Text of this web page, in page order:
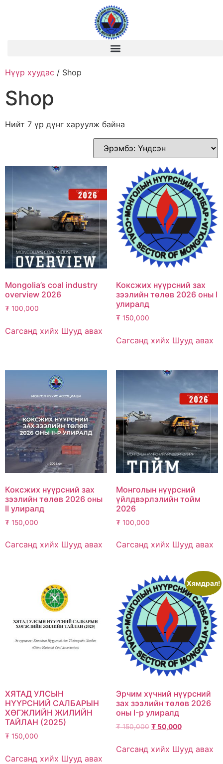
Нүүр хуудас / Shop
Shop
Нийт 7 үр дүнг харуулж байна
Mongolia’s coal industry
overview 2026
₮ 100,000
Сагсанд хийх Шууд авах
Коксжих нүүрсний зах
зээлийн төлөв 2026 оны I
улиралд
₮150,000
Сагсанд хийх Шууд авах
Коксжих нүүрсний зах
зээлийн төлөв 2026 оны
II улиралд
₮ 150,000
Сагсанд хийх Шууд авах
Монголын нүүрсний
үйлдвэрлэлийн тойм
2026
₮100,000
Сагсанд хийх Шууд авах
ХЯТАД УЛСЫН
НҮҮРСНИЙ САЛБАРЫН
ХӨГЖЛИЙН ЖИЛИЙН
ТАЙЛАН (2025)
₮ 150,000
Сагсанд хийх Шууд авах
Хямдрал!
Эрчим хүчний нүүрсний
зах зээлийн төлөв 2026
оны I-р улиралд
₮150,000 ₮50,000
Сагсанд хийх Шууд авах